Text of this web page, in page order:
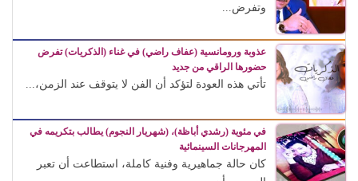
وتفرض...
عذوبة ورومانسية (عفاف راضي) في غناء (الذكريات) تفرض
حضورها الراقي من جديد
تأتي هذه العودة لتؤكد أن الفن لا يتوقف عند الزمن،...
في مئوية (رشدي أباظة)، (شهريار النجوم) يطالب بتكريمه في
المهرجانات السينمائية
كان حالة جماهيرية وفنية كاملة، استطاعت أن تعبر